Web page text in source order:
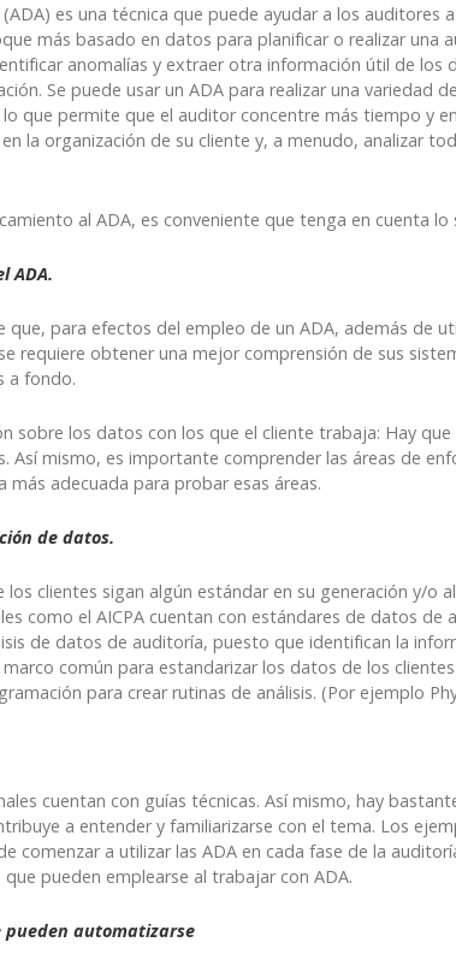
es una técnica que puede ayudar a los auditores
más basado en datos para planificar o realizar una
anomalías y extraer otra información útil de los
Se puede usar un ADA para realizar una variedad
que permite que el auditor concentre más tiempo y
la organización de su cliente y, a menudo, analizar
al ADA, es conveniente que tenga en cuenta lo
ADA.
para efectos del empleo de un ADA, además de
requiere obtener una mejor comprensión de sus
a fondo.
sobre los datos con los que el cliente trabaja: Hay que
Así mismo, es importante comprender las áreas de
más adecuada para probar esas áreas.
de datos.
clientes sigan algún estándar en su generación y/o
como el AICPA cuentan con estándares de datos de
de datos de auditoría, puesto que identifican la
común para estandarizar los datos de los
para crear rutinas de análisis. (Por ejemplo
cuentan con guías técnicas. Así mismo, hay
a entender y familiarizarse con el tema. Los
comenzar a utilizar las ADA en cada fase de la
pueden emplearse al trabajar con ADA.
automatizarse